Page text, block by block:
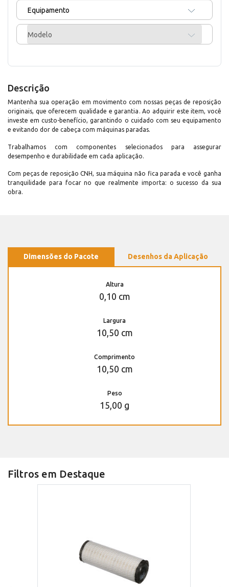
Equipamento
Modelo
Descrição
Mantenha sua operação em movimento com nossas peças de reposição
originais, que oferecem qualidade e garantia. Ao adquirir este item, você
investe em custo-benefício, garantindo o cuidado com seu equipamento
e evitando dor de cabeça com máquinas paradas.
Trabalhamos com componentes selecionados para assegurar
desempenho e durabilidade em cada aplicação.
Com peças de reposição CNH, sua máquina não fica parada e você ganha
tranquilidade para focar no que realmente importa: o sucesso da sua
obra.
Dimensões do Pacote Desenhos da Aplicação
Altura
0,10 cm
Largura
10,50 cm
Comprimento
10,50 cm
Peso
15,00 g
Filtros em Destaque